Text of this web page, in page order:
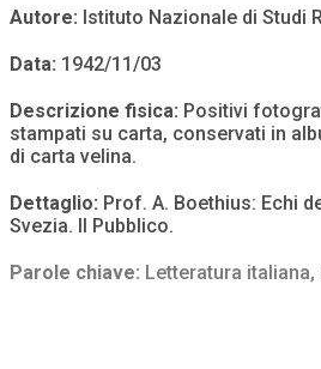
Autore: Istituto Nazionale di Studi
Data: 1942/11/03
Descrizione fisica: Positivi
stampati su carta, conservati in
di carta velina.
Dettaglio: Prof. A. Boethius: Echi
Svezia. Il Pubblico.
Parole chiave: Letteratura italiana,